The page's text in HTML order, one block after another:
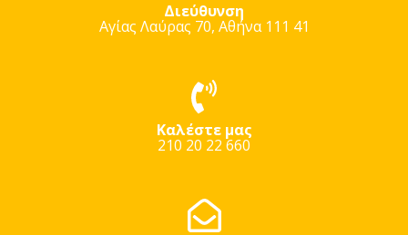
Διεύθυνση
Αγίας Λαύρας 70, Αθήνα 111 41
Καλέστε μας
210 20 22 660